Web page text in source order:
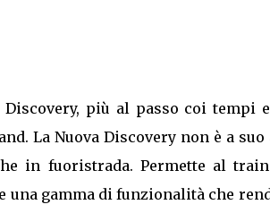
Discovery, più al passo coi tempi
La Nuova Discovery non è a suo
in fuoristrada. Permette al
una gamma di funzionalità che